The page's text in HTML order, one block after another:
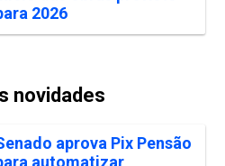
2026
novidades
aprova Pix Pensão
automatizar